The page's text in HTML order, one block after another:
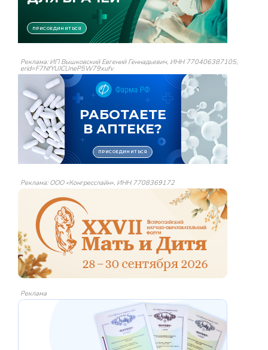
Реклама: ИП Вышковский Евгений Геннадьевич, ИНН 770406387105,
erid=F7NfYUJCUneP5W79xufv
Реклама: ООО «Конгресслайн», ИНН 7708369172
Реклама